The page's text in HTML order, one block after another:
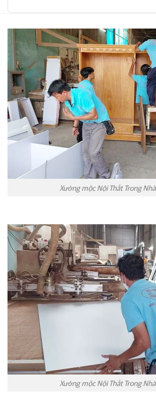
Xưởng mộc Nội Thất Trong Nhà
Xưởng mộc Nội Thất Trong Nhà